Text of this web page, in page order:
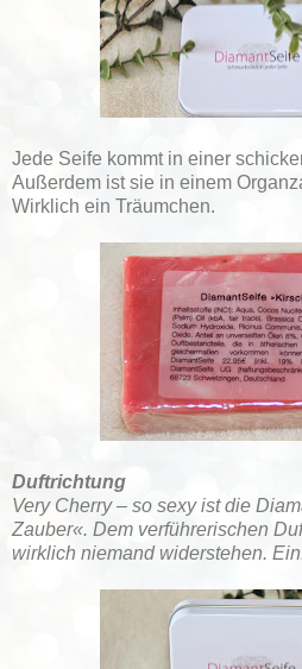
Jede Seife kommt in einer
Außerdem ist sie in einem
Wirklich ein Träumchen.
Duftrichtung
Very Cherry – so sexy ist die
Zauber«. Dem verführerischen
wirklich niemand widerstehen.